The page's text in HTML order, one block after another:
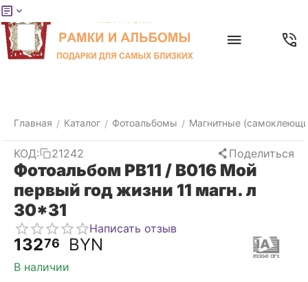
Главная / Каталог / Фотоальбомы / Магнитные
КОД: 21242 Поделиться
Фотоальбом PB11 / B016 Мой
первый год жизни 11 магн. л
30*31
Написать отзыв
13276 BYN
В наличии
Меню
товары